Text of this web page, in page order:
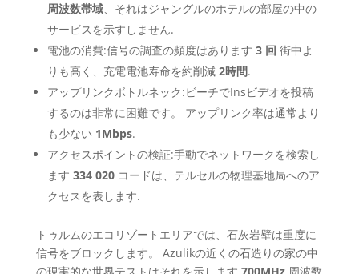
周波数帯域、それはジャングルのホテルの部屋の中の
サービスを示すしません.
電池の消費:信号の調査の頻度はあります 3 回 街中よ
りも高く、充電電池寿命を約削減 2時間.
アップリンクボトルネック:ビーチでInsビデオを投稿
するのは非常に困難です。 アップリンク率は通常より
も少ない 1Mbps.
アクセスポイントの検証:手動でネットワークを検索し
ます 334 020コードは、テルセルの物理基地局へのア
クセスを表します.
トゥルムのエコリゾートエリアでは、石灰岩壁は重度に
信号をブロックします。 Azulikの近くの石造りの家の中